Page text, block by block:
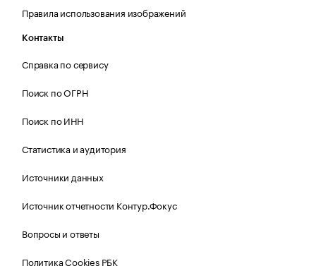
Правила использования изображений
Контакты
Справка по сервису
Поиск по ОГРН
Поиск по ИНН
Статистика и аудитория
Источники данных
Источник отчетности Контур.Фокус
Вопросы и ответы
Политика Cookies РБК